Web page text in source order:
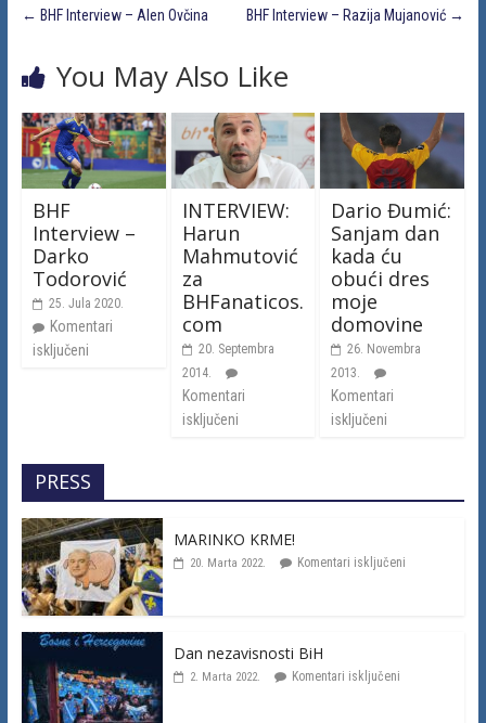
← BHF Interview – Alen Ovčina BHF Interview – Razija Mujanović →
You May Also Like
BHF
Interview –
Darko
Todorović
25. Jula 2020.
Komentari
isključeni
INTERVIEW:
Harun
Mahmutović
za
BHFanaticos.
com
20. Septembra
2014.
Komentari
isključeni
Dario Đumić:
Sanjam dan
kada ću
obući dres
moje
domovine
26. Novembra
2013.
Komentari
isključeni
PRESS
MARINKO KRME!
20. Marta 2022. Komentari isključeni
Dan nezavisnosti BiH
2. Marta 2022. Komentari isključeni